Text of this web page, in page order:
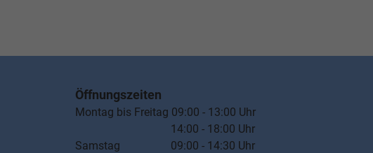
Öffnungszeiten
Montag bis Freitag 09:00 - 13:00 Uhr
14:00 - 18:00 Uhr
Samstag 09:00 - 14:30 Uhr